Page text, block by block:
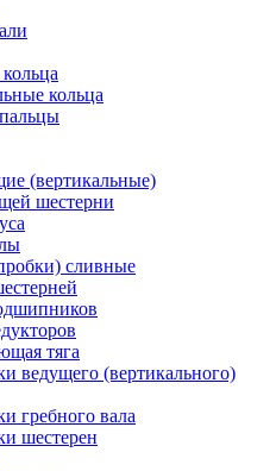
кольца
(вертикальные)
шестерни
сливные
тяга
ведущего (вертикального)
гребного вала
шестерен